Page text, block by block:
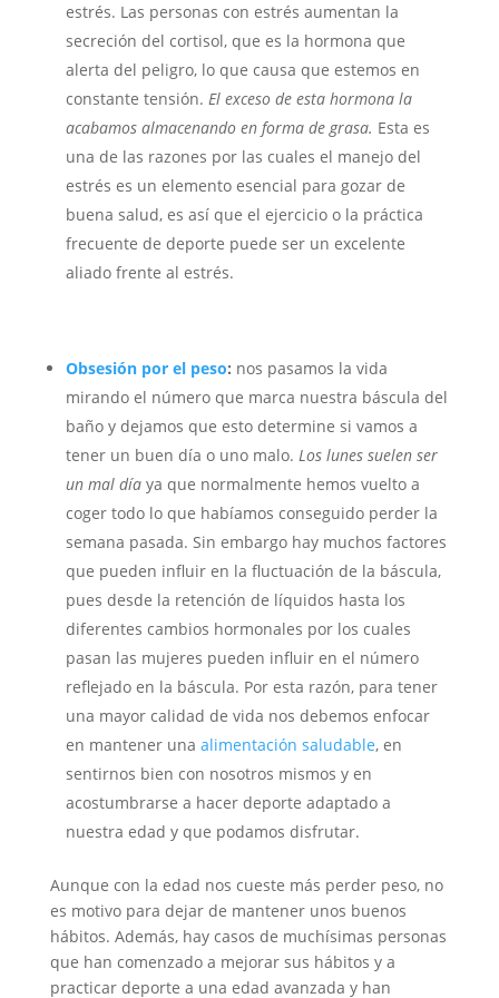
estrés. Las personas con estrés aumentan la
secreción del cortisol, que es la hormona que
alerta del peligro, lo que causa que estemos en
constante tensión. El exceso de esta hormona la
acabamos almacenando en forma de grasa. Esta es
una de las razones por las cuales el manejo del
estrés es un elemento esencial para gozar de
buena salud, es así que el ejercicio o la práctica
frecuente de deporte puede ser un excelente
aliado frente al estrés.
Obsesión por el peso: nos pasamos la vida
mirando el número que marca nuestra báscula del
baño y dejamos que esto determine si vamos a
tener un buen día o uno malo. Los lunes suelen ser
un mal díaya que normalmente hemos vuelto a
coger todo lo que habíamos conseguido perder la
semana pasada. Sin embargo hay muchos factores
que pueden influir en la fluctuación de la báscula,
pues desde la retención de líquidos hasta los
diferentes cambios hormonales por los cuales
pasan las mujeres pueden influir en el número
reflejado en la báscula. Por esta razón, para tener
una mayor calidad de vida nos debemos enfocar
en mantener una alimentación saludable, en
sentirnos bien con nosotros mismos y en
acostumbrarse a hacer deporte adaptado a
nuestra edad y que podamos disfrutar.
Aunque con la edad nos cueste más perder peso, no
es motivo para dejar de mantener unos buenos
hábitos. Además, hay casos de muchísimas personas
que han comenzado a mejorar sus hábitos y a
practicar deporte a una edad avanzada y han